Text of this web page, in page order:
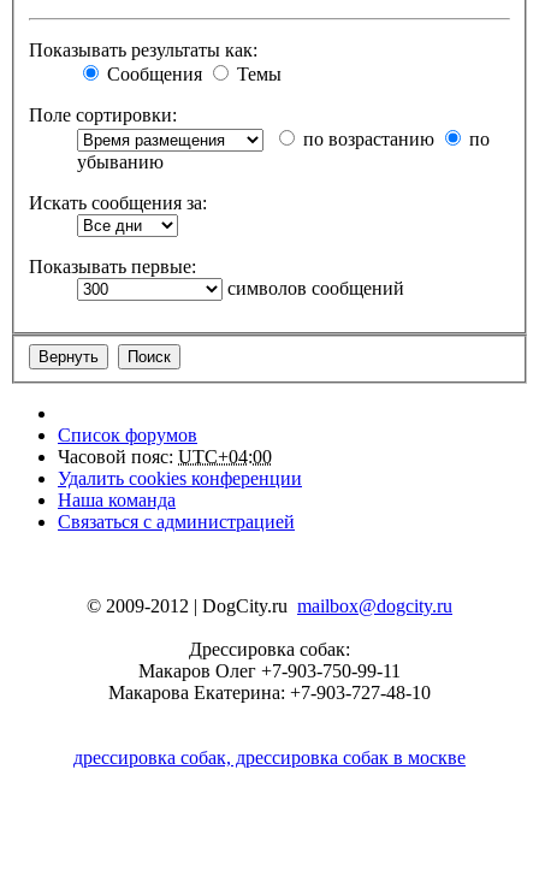
Показывать результаты как:
Сообщения
Темы
Поле сортировки:
по возрастанию
по
убыванию
Искать сообщения за:
Показывать первые:
символов сообщений
Список форумов
Часовой пояс: UTC+04:00
Удалить cookies конференции
Наша команда
Связаться с администрацией
© 2009-2012 | DogCity.ru mailbox@dogcity.ru
Дрессировка собак:
Макаров Олег +7-903-750-99-11
Макарова Екатерина: +7-903-727-48-10
дрессировка собак, дрессировка собак в москве